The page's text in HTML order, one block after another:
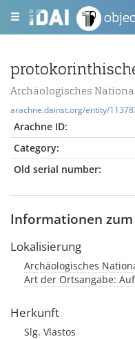
Archäologisches
arachne.dainst.org/entity/
Arachne ID:
Category:
Old serial number:
Informationen
Lokalisierung
Archäologisches
Art der Ortsangabe:
Herkunft
Slg. Vlastos